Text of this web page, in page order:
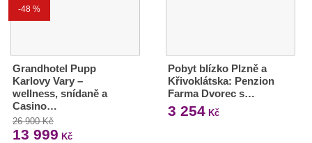
-48 %
Grandhotel Pupp
Karlovy Vary –
wellness, snídaně a
Casino…
26 900 Kč
13 999 Kč
Pobyt blízko Plzně a
Křivoklátska: Penzion
Farma Dvorec s…
3 254Kč